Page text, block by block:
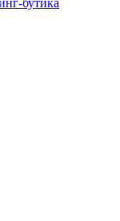
бутика